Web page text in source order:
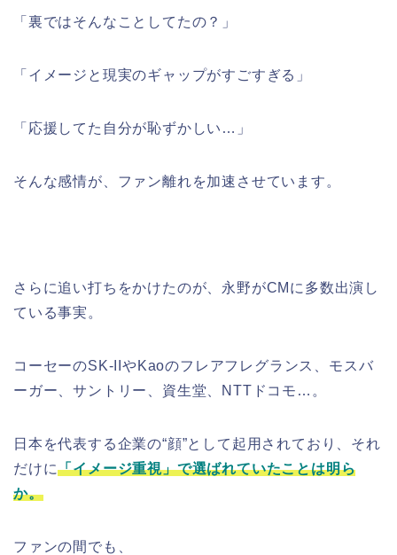
「裏ではそんなことしてたの？」
「イメージと現実のギャップがすごすぎる」
「応援してた自分が恥ずかしい…」
そんな感情が、ファン離れを加速させています。
さらに追い打ちをかけたのが、永野がCMに多数出演し
ている事実。
コーセーのSK-IIやKaoのフレアフレグランス、モスバ
ーガー、サントリー、資生堂、NTTドコモ…。
日本を代表する企業の“顔”として起用されており、それ
だけに「イメージ重視」で選ばれていたことは明ら
か。
ファンの間でも、